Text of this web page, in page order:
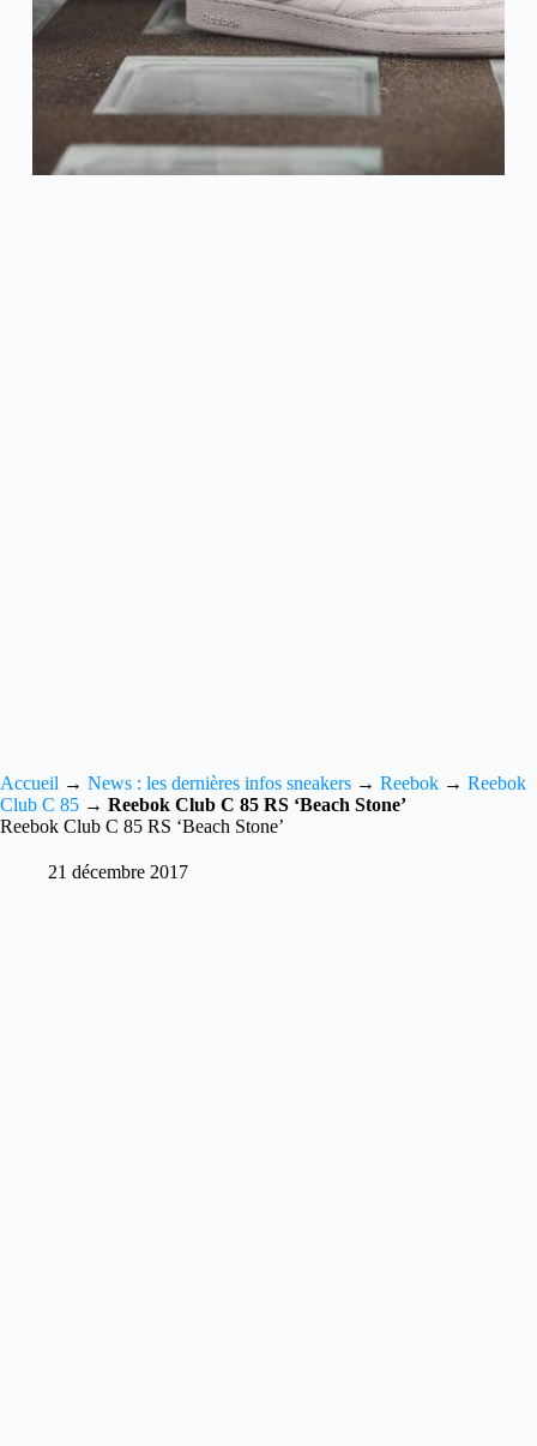
Accueil → News : les dernières infos sneakers → Reebok → Reebok
Club C 85 → Reebok Club C 85 RS ‘Beach Stone’
Reebok Club C 85 RS ‘Beach Stone’
21 décembre 2017